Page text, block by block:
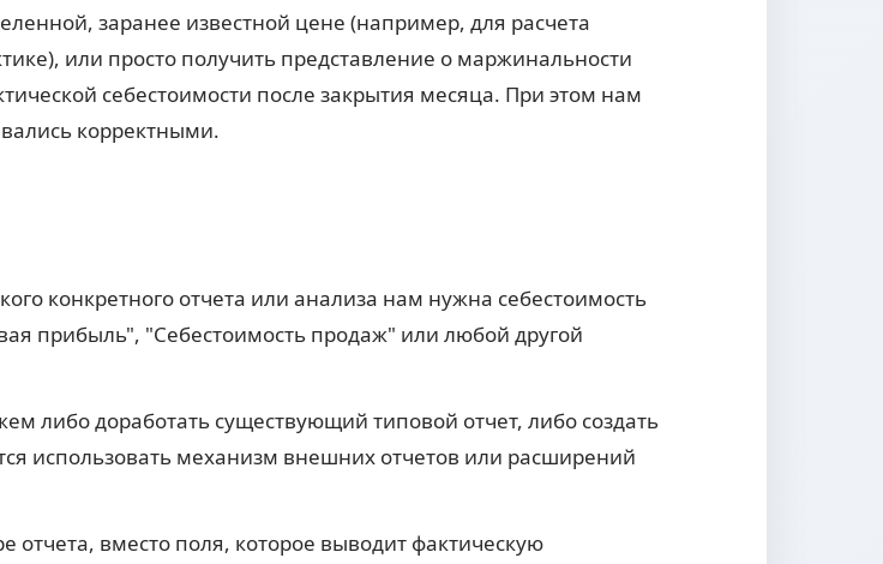
заранее известной цене (например, для расчета
или просто получить представление о маржинальности
себестоимости после закрытия месяца. При этом нам
корректными.
конкретного отчета или анализа нам нужна себестоимость
прибыль", "Себестоимость продаж" или любой другой
либо доработать существующий типовой отчет, либо создать
использовать механизм внешних отчетов или расширений
отчета, вместо поля, которое выводит фактическую